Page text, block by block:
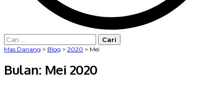
Cari
untuk:
Mas Danang > Blog > 2020 > Mei
Bulan: Mei 2020